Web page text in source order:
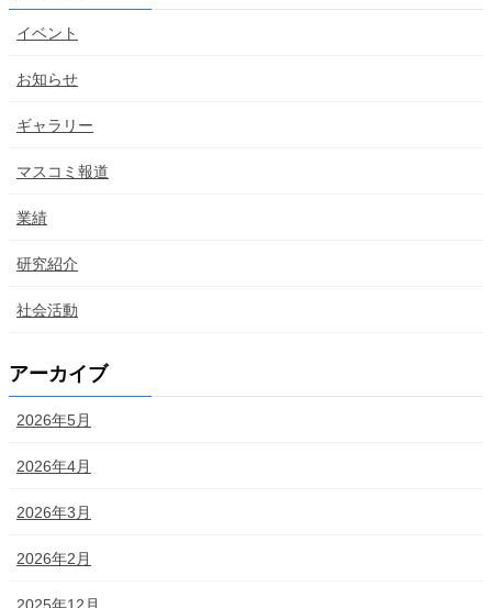
イベント
お知らせ
ギャラリー
マスコミ報道
業績
研究紹介
社会活動
アーカイブ
2026年5月
2026年4月
2026年3月
2026年2月